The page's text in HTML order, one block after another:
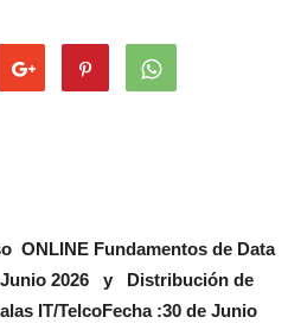
ONLINE Fundamentos de Data
Junio 2026 y Distribución de
IT/TelcoFecha :30 de Junio